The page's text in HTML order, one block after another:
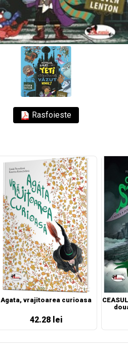
Rasfoieste
Agata, vrajitoarea curioasa
42.28 lei